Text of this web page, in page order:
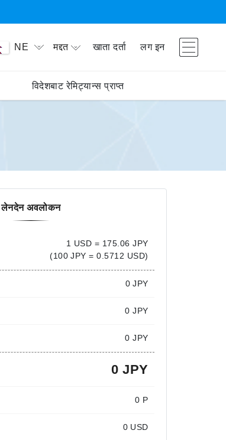
NE मद्दत खाता दर्ता लग इन
विदेशबाट रेमिट्यान्स प्राप्त
लेनदेन अवलोकन
1 USD = 175.06 JPY
(100 JPY = 0.5712 USD)
0 JPY
0 JPY
0 JPY
0 JPY
0 P
0 USD